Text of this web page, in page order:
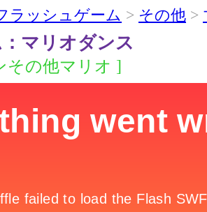
ラッシュゲーム > その他 >
マリオダンス
その他マリオ ]